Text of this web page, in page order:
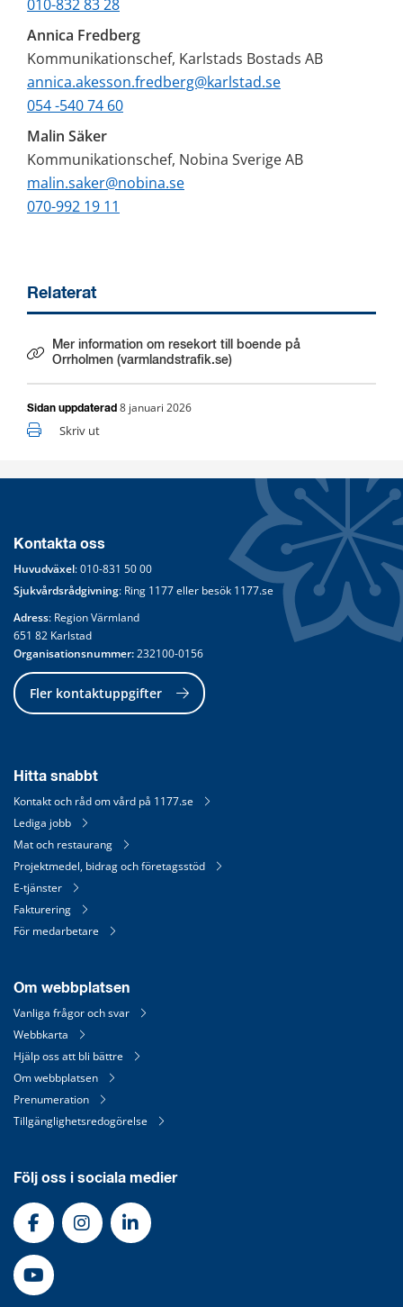
010-832 83 28
Annica Fredberg
Kommunikationschef, Karlstads Bostads AB
annica.akesson.fredberg@karlstad.se
054 -540 74 60
Malin Säker
Kommunikationschef, Nobina Sverige AB
malin.saker@nobina.se
070-992 19 11
Relaterat
Mer information om resekort till boende på
Orrholmen (varmlandstrafik.se)
Sidan uppdaterad 8 januari 2026
Skriv ut
Kontakta oss
Huvudväxel: 010-831 50 00
Sjukvårdsrådgivning: Ring 1177 eller besök 1177.se
Adress: Region Värmland
651 82 Karlstad
Organisationsnummer: 232100-0156
Fler kontaktuppgifter
Hitta snabbt
Kontakt och råd om vård på 1177.se
Lediga jobb
Mat och restaurang
Projektmedel, bidrag och företagsstöd
E-tjänster
Fakturering
För medarbetare
Om webbplatsen
Vanliga frågor och svar
Webbkarta
Hjälp oss att bli bättre
Om webbplatsen
Prenumeration
Tillgänglighetsredogörelse
Följ oss i sociala medier